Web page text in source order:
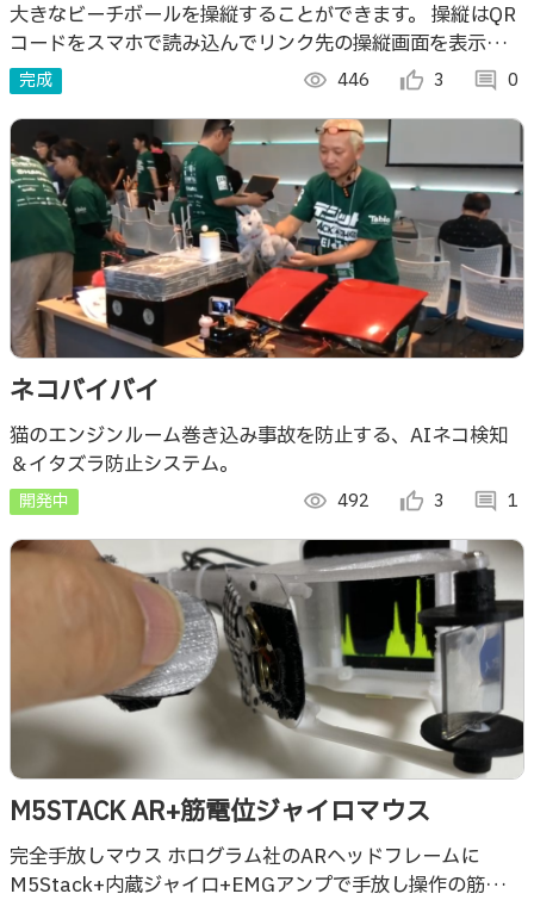
大きなビーチボールを操縦することができます。 操縦はQR
コードをスマホで読み込んでリンク先の操縦画面を表示しま
す。 現在健常者バージョンで表示されてたステックをスラ
イドすることで前後旋回動作を行います
完成 visibility 446 thumb_up_alt 3 comment 0
ネコバイバイ
猫のエンジンルーム巻き込み事故を防止する、AIネコ検知
＆イタズラ防止システム。
開発中 visibility 492 thumb_up_alt 3 comment 1
M5STACK AR+筋電位ジャイロマウス
完全手放しマウス ホログラム社のARヘッドフレームに
M5Stack+内蔵ジャイロ+EMGアンプで手放し操作の筋電ジ